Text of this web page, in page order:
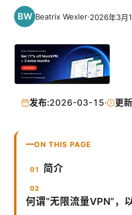
Beatrix Wexler·2026年3月
发布:2026-03-15· 更
ON THIS PAGE
简介
何谓“无限流量VPN”，